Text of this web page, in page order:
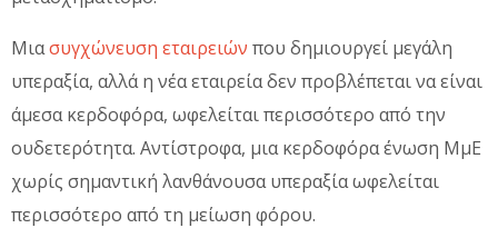
Μιασυγχώνευση εταιρειών που δημιουργεί μεγάλη
υπεραξία, αλλά η νέα εταιρεία δεν προβλέπεται να είναι
άμεσα κερδοφόρα, ωφελείται περισσότερο από την
ουδετερότητα. Αντίστροφα, μια κερδοφόρα ένωση ΜμΕ
χωρίς σημαντική λανθάνουσα υπεραξία ωφελείται
περισσότερο από τη μείωση φόρου.